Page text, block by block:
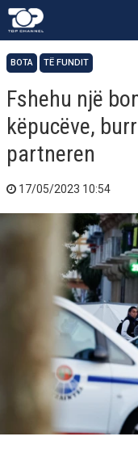
BOTA TË FUNDIT
Fshehu një
këpucëve,
partneren
17/05/2023 10:54